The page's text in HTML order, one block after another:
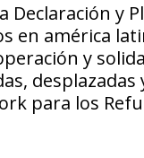
Declaración y
en américa
y
desplazadas
para los